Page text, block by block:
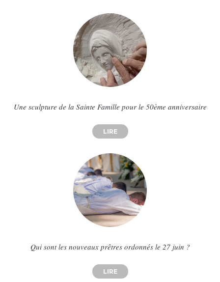
Une sculpture de la Sainte Famille pour le 50ème anniversaire
LIREABOUT UNE SCULPTURE DE LA
Qui sont les nouveaux prêtres ordonnés le 27 juin ?
LIREABOUT QUI SONT LES